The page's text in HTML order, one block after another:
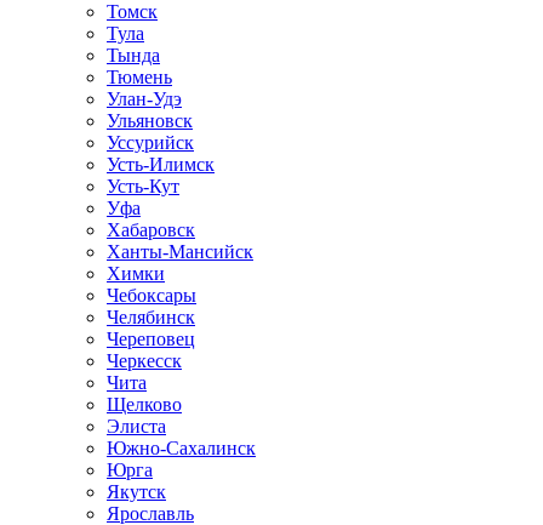
Томск
Тула
Тында
Тюмень
Улан-Удэ
Ульяновск
Уссурийск
Усть-Илимск
Усть-Кут
Уфа
Хабаровск
Ханты-Мансийск
Химки
Чебоксары
Челябинск
Череповец
Черкесск
Чита
Щелково
Элиста
Южно-Сахалинск
Юрга
Якутск
Ярославль